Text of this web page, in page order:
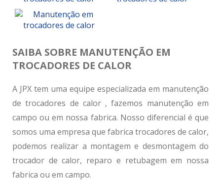
SAIBA SOBRE MANUTENÇÃO EM
TROCADORES DE CALOR
A JPX tem uma equipe especializada em manutenção
de trocadores de calor , fazemos manutenção em
campo ou em nossa fabrica. Nosso diferencial é que
somos uma empresa que fabrica trocadores de calor,
podemos realizar a montagem e desmontagem do
trocador de calor, reparo e retubagem em nossa
fabrica ou em campo.